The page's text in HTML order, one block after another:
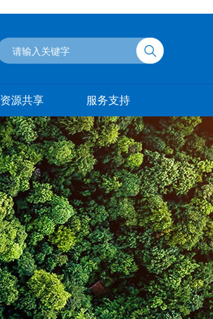
资源共享 服务支持